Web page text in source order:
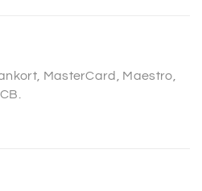
MasterCard, Maestro,